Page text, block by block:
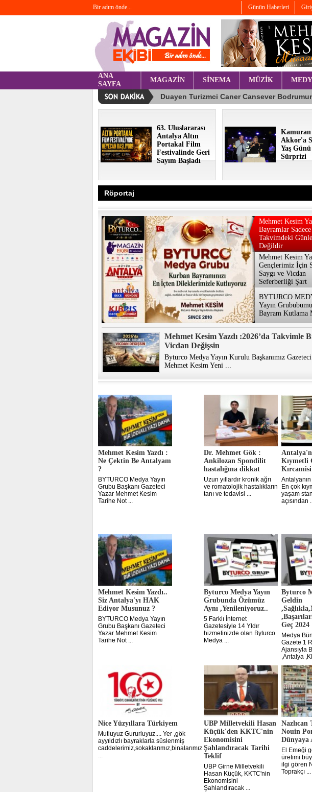
Bir adım önde... Günün Haberleri
ANA
SAYFA
MAGAZİN SİNEMA MÜZİK
63. Uluslararası
Antalya Altın
Portakal Film
Festivalinde Geri
Sayım Başladı
Kamuran
Akkor'a
Yaş Günü
Sürprizi
Röportaj
Mehmet Kesim
Bayramlar Sadece
Takvimdeki
Değildir
Mehmet Kesim
Gençlerimiz İçin
Saygı ve Vicdan
Seferberliği Şart
BYTURCO
Yayın
Bayram Kutlama
Mehmet Kesim Yazdı :2026’da Takvimle
Vicdan Değişsin
Byturco Medya Yayın Kurulu Başkanımız
Mehmet Kesim Yeni ...
Mehmet Kesim Yazdı :
Ne Çektin Be Antalyam
?
BYTURCO Medya Yayın
Grubu Başkanı Gazeteci
Yazar Mehmet Kesim
Tarihe Not ...
Dr. Mehmet Gök :
Ankilozan Spondilit
hastalığına dikkat
Uzun yıllardır kronik ağrı
ve romatolojik hastalıkların
tanı ve tedavisi ...
Kıymetli
En çok
yaşam
açısından
Mehmet Kesim Yazdı..
Siz Antalya'yı HAK
Ediyor Musunuz ?
BYTURCO Medya Yayın
Grubu Başkanı Gazeteci
Yazar Mehmet Kesim
Tarihe Not ...
Byturco Medya Yayın
Grubunda Özümüz
Aynı ,Yenileniyoruz..
5 Farklı İnternet
Gazetesiyle 14 Yldır
hizmetinizde olan Byturco
Medya ...
Byturco
Geldin
Geç 2024
Medya
Gazete 1
Ajansıyla
,Antalya
Nice Yüzyıllara Türkiyem
Mutluyuz Gururluyuz.... Yer ,gök
ayyıldızlı bayraklarla süslenmiş
caddelerimiz,sokaklarımız,binalarımız
...
UBP Milletvekili Hasan
Küçük'den KKTC'nin
Ekonomisini
Şahlandıracak Tarihi
Teklif
UBP Girne Milletvekili
Hasan Küçük, KKTC'nin
Ekonomisini
Şahlandıracak ...
Nazlıcan
Nouin
Dünyaya
El Emeği
üretimi
ilgi gören
Toprakçı ...